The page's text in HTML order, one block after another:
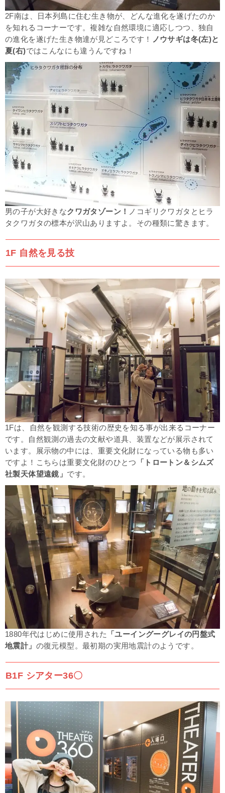
2F南は、日本列島に住む生き物が、どんな進化を遂げたのか
を知れるコーナーです。複雑な自然環境に適応しつつ、独自
の進化を遂げた生き物達が見どころです！ ノウサギは冬(左)と
夏(右)ではこんなにも違うんですね！
男の子が大好きなクワガタゾーン！
ノコギリクワガタとヒラ
タクワガタの標本が沢山ありますよ。その種類に驚きます。
1F 自然を見る技
1Fは、自然を観測する技術の歴史を知る事が出来るコーナー
です。自然観測の過去の文献や道具、装置などが展示されて
います。展示物の中には、重要文化財になっている物も多い
ですよ！こちらは重要文化財のひとつ
「トロートン＆シムズ
社製天体望遠鏡」 です。
1880年代はじめに使用された
「ユーイングーグレイの円盤式
地震計」 の復元模型。最初期の実用地震計のようです。
B1F シアター36〇